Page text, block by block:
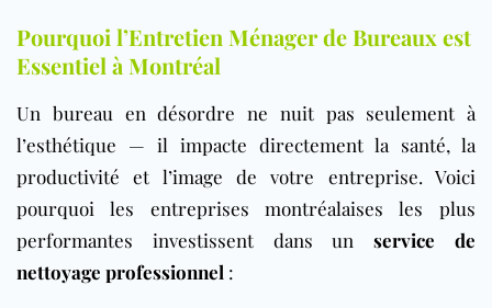
Pourquoi l’Entretien Ménager de Bureaux est
Essentiel à Montréal
Un bureau en désordre ne nuit pas seulement à
l’esthétique — il impacte directement la santé, la
productivité et l’image de votre entreprise. Voici
pourquoi les entreprises montréalaises les plus
performantes investissent dans un service de
nettoyage professionnel :